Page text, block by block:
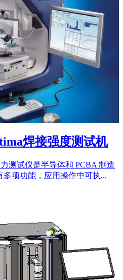
焊接强度测试机
测试仪是半导体和 PCBA 制造
项功能，应用操作中可执...